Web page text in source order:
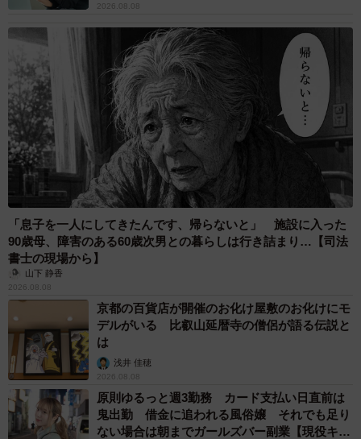
2026.08.08
「息子を一人にしてきたんです、帰らないと」 施設に入った
90歳母、障害のある60歳次男との暮らしは行き詰まり…【司法
書士の現場から】
山下 静香
2026.08.08
京都の百貨店が開催のお化け屋敷のお化けにモ
デルがいる 比叡山延暦寺の僧侶が語る伝説と
は
浅井 佳穂
2026.08.08
原則ゆるっと週3勤務 カード支払い日直前は
鬼出勤 借金に追われる風俗嬢 それでも足り
ない場合は朝までガールズバー副業【現役キャ